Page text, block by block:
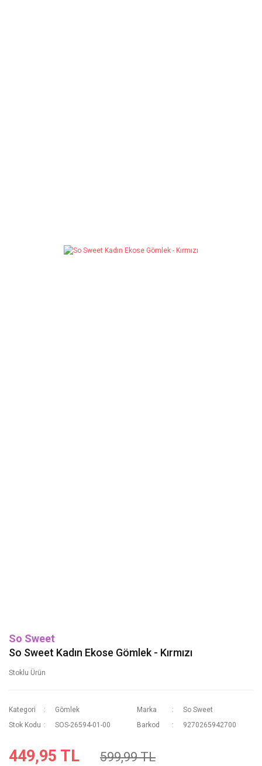
So Sweet
So Sweet Kadın Ekose Gömlek - Kırmızı
Stoklu Ürün
Kategori Gömlek Marka
So Sweet
Stok Kodu
SOS-26594-01-00 Barkod 9270265942700
449,95 TL 599,99 TL